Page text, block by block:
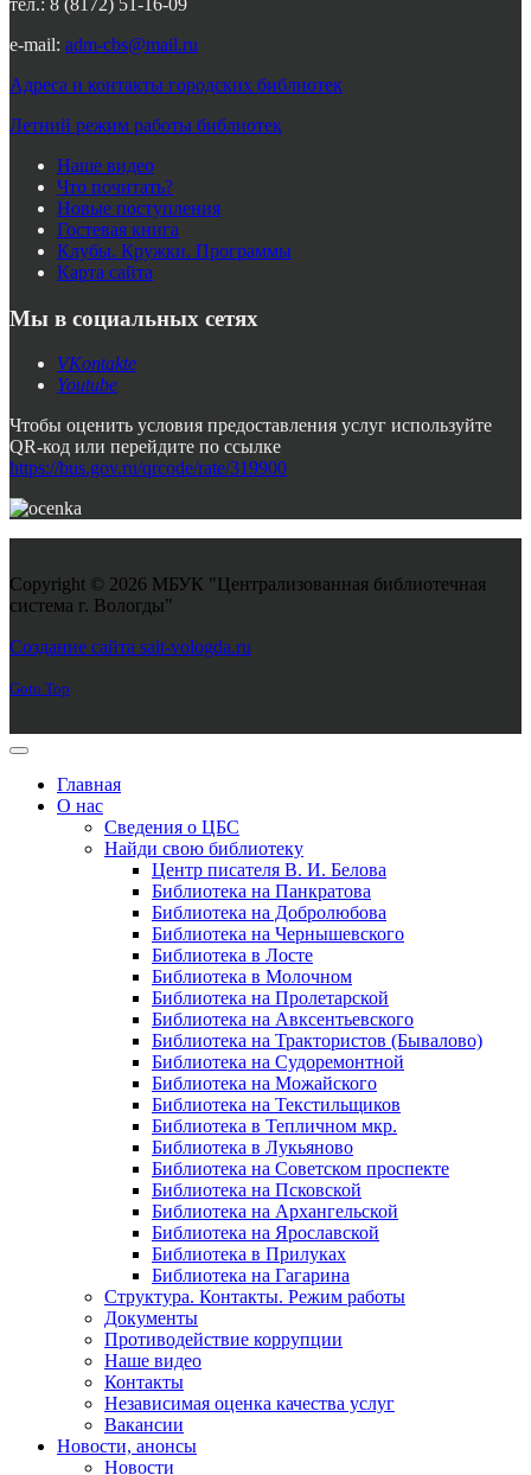
e-mail: adm-cbs@mail.ru
Адреса и контакты городских библиотек
Летний режим работы библиотек
Наше видео
Что почитать?
Новые поступления
Гостевая книга
Клубы. Кружки. Программы
Карта сайта
Мы в социальных сетях
VKontakte
Youtube
Чтобы оценить условия предоставления услуг используйте
QR-код или перейдите по ссылке
https://bus.gov.ru/qrcode/rate/319900
Copyright © 2026 МБУК "Централизованная библиотечная
система г. Вологды"
Создание сайта sait-vologda.ru
Goto Top
Главная
О нас
Сведения о ЦБС
Найди свою библиотеку
Центр писателя В. И. Белова
Библиотека на Панкратова
Библиотека на Добролюбова
Библиотека на Чернышевского
Библиотека в Лосте
Библиотека в Молочном
Библиотека на Пролетарской
Библиотека на Авксентьевского
Библиотека на Трактористов (Бывалово)
Библиотека на Судоремонтной
Библиотека на Можайского
Библиотека на Текстильщиков
Библиотека в Тепличном мкр.
Библиотека в Лукьяново
Библиотека на Советском проспекте
Библиотека на Псковской
Библиотека на Архангельской
Библиотека на Ярославской
Библиотека в Прилуках
Библиотека на Гагарина
Структура. Контакты. Режим работы
Документы
Противодействие коррупции
Наше видео
Контакты
Независимая оценка качества услуг
Вакансии
Новости, анонсы
Новости